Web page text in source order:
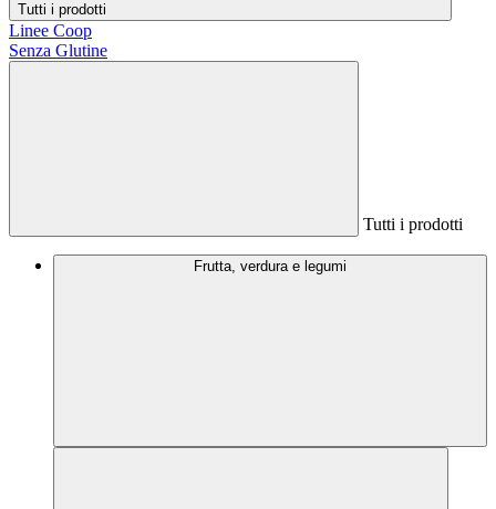
Tutti i prodotti
Linee Coop
Senza Glutine
Tutti i prodotti
Frutta, verdura e legumi